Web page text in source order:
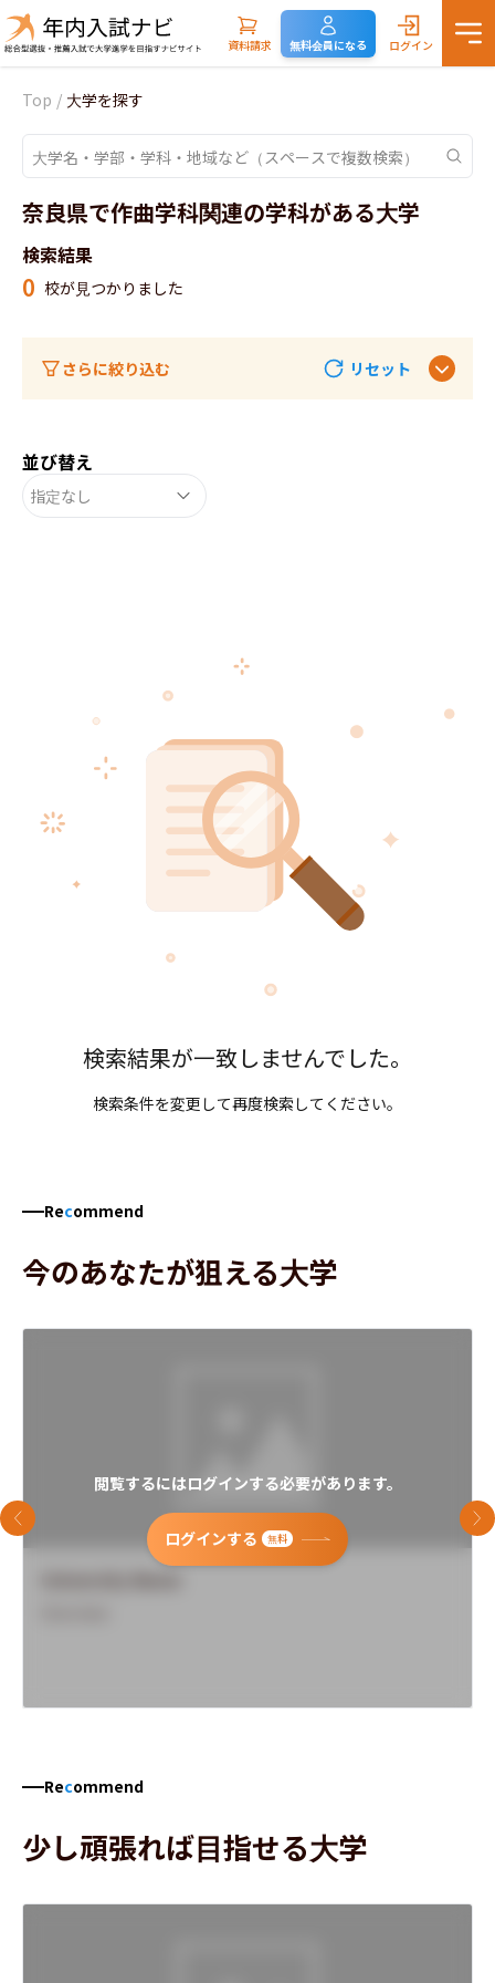
資料請求 無料会員になる ログイン
Top / 大学を探す
奈良県で作曲学科関連の学科がある大学
検索結果
0 校が見つかりました
さらに絞り込む リセット
並び替え
指定なし
検索結果が一致しませんでした。
検索条件を変更して再度検索してください。
Recommend
今のあなたが狙える大学
閲覧するにはログインする必要があります。
ログインする 無料
前のスライド 次
Recommend
少し頑張れば目指せる大学